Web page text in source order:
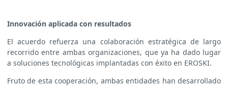
Innovación aplicada con resultados
El acuerdo refuerza una colaboración estratégica de largo
recorrido entre ambas organizaciones, que ya ha dado lugar
a soluciones tecnológicas implantadas con éxito en EROSKI.
Fruto de esta cooperación, ambas entidades han desarrollado